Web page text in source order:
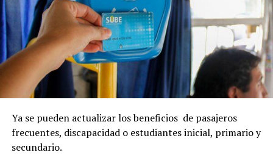
Ya se pueden actualizar los beneficios de pasajeros
frecuentes, discapacidad o estudiantes inicial, primario y
secundario.